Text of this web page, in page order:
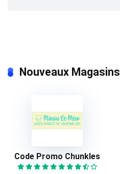
Nouveaux Magasins
Code Promo Chunkles